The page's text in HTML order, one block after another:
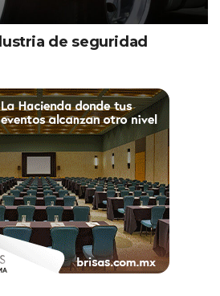
de seguridad